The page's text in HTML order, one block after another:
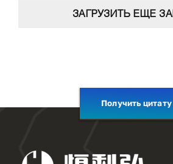
ЗАГРУЗИТЬ ЕЩЕ
Получить цитату